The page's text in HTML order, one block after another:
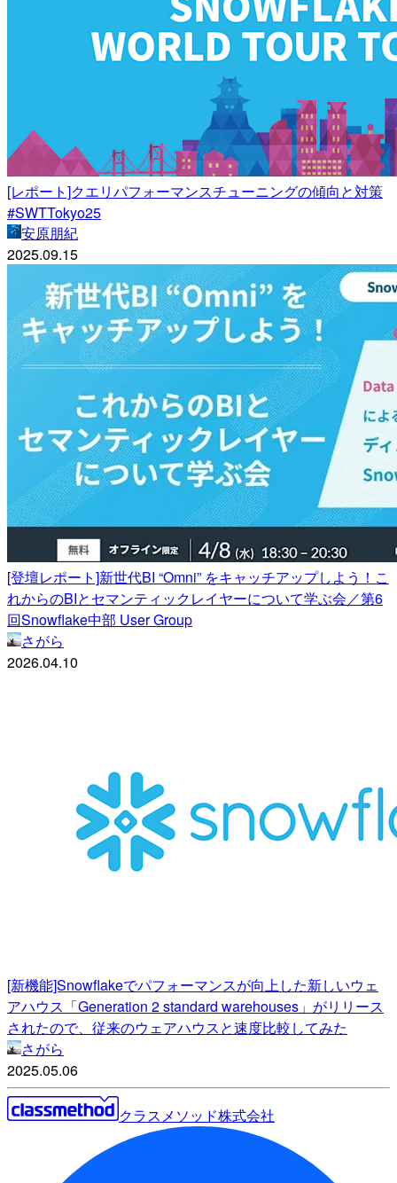
[レポート]クエリパフォーマンスチューニングの傾向と対策
#SWTTokyo25
安原朋紀
2025.09.15
[登壇レポート]新世代BI “Omni” をキャッチアップしよう！こ
れからのBIとセマンティックレイヤーについて学ぶ会／第6
回Snowflake中部 User Group
さがら
2026.04.10
[新機能]Snowflakeでパフォーマンスが向上した新しいウェ
アハウス「Generation 2 standard warehouses」がリリース
されたので、従来のウェアハウスと速度比較してみた
さがら
2025.05.06
クラスメソッド株式会社